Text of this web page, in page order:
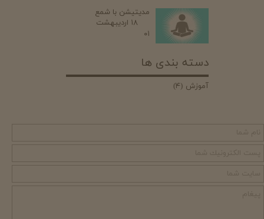
مدیتیشن با شمع
۱۸ اردیبهشت
۰۱
دسته بندی ها
آموزش (۴)